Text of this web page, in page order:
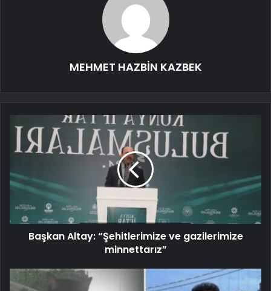
MEHMET HAZBİN KAZBEK
Başkan Altay: “Şehitlerimize ve gazilerimize
minnettarız”